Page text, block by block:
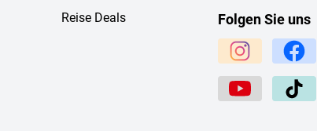
Reise Deals
Folgen Sie uns